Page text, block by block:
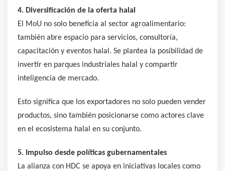
4. Diversificación de la oferta halal
El MoU no solo beneficia al sector agroalimentario:
también abre espacio para servicios, consultoría,
capacitación y eventos halal. Se plantea la posibilidad de
invertir en parques industriales halal y compartir
inteligencia de mercado.
Esto significa que los exportadores no solo pueden vender
productos, sino también posicionarse como actores clave
en el ecosistema halal en su conjunto.
5. Impulso desde políticas gubernamentales
La alianza con HDC se apoya en iniciativas locales como